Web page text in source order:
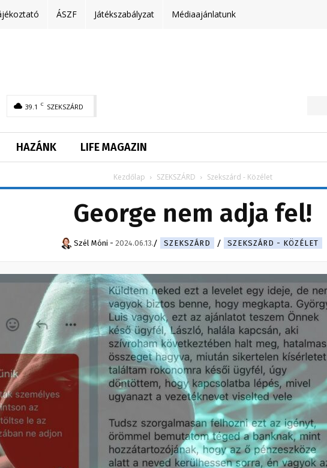
ÁSZF Játékszabályzat Médiaajánlatunk
39.1 C SZEKSZÁRD
HAZÁNK LIFE MAGAZIN
Kezdőlap SZEKSZÁRD Szekszárd - Közélet
George nem adja fel!
Szél Móni - 2024.06.13. SZEKSZÁRD SZEKSZÁRD - KÖZÉLET